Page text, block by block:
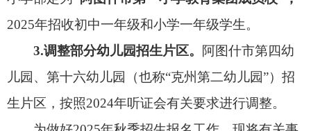
在招生片区内常住的具备接受教育能力的适龄
儿童，具体如下：
1.幼儿园小班：年满3周岁（2022年8月31日前
出生）的适龄幼儿。
2.小学一年级：
凡大班毕业且尚未在义务教育